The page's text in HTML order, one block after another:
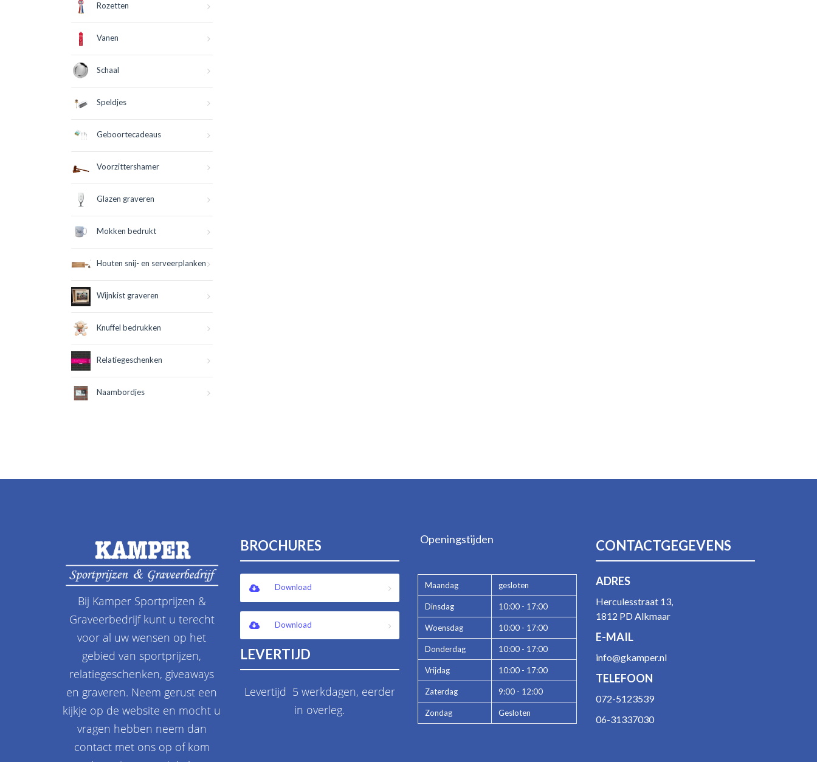
Rozetten
Vanen
Schaal
Speldjes
Geboortecadeaus
Voorzittershamer
Glazen graveren
Mokken bedrukt
Houten snij- en serveerplanken
Wijnkist graveren
Knuffel bedrukken
Relatiegeschenken
Naambordjes
Bij Kamper Sportprijzen &
Graveerbedrijf kunt u terecht
voor al uw wensen op het
gebied van sportprijzen,
relatiegeschenken, giveaways
en graveren. Neem gerust een
kijkje op de website en mocht u
vragen hebben neem dan
contact met ons op of kom
BROCHURES
Download
Download
LEVERTIJD
Levertijd 5 werkdagen, eerder
in overleg.
Openingstijden
Maandag gesloten
Dinsdag 10:00 - 17:00
Woensdag 10:00 - 17:00
Donderdag 10:00 - 17:00
Vrijdag 10:00 - 17:00
Zaterdag 9:00 - 12:00
Zondag Gesloten
CONTACTGEGEVENS
ADRES
Herculesstraat 13,
1812 PD Alkmaar
E-MAIL
info@gkamper.nl
TELEFOON
072-5123539
06-31337030